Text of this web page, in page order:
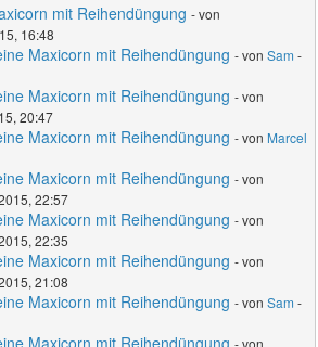
mit Reihendüngung - von
16:48
Maxicorn mit Reihendüngung - vonSam -
Maxicorn mit Reihendüngung - von
20:47
Maxicorn mit Reihendüngung - von Marcel
Maxicorn mit Reihendüngung - von
22:57
Maxicorn mit Reihendüngung - von
22:35
Maxicorn mit Reihendüngung - von
21:08
Maxicorn mit Reihendüngung - vonSam -
Maxicorn mit Reihendüngung - von